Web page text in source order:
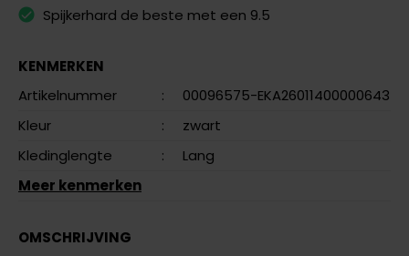
Spijkerhard de beste met een 9.5
KENMERKEN
Artikelnummer
:
00096575-EKA26011400000643
Kleur
:
zwart
Kledinglengte
:
Lang
Meer kenmerken
OMSCHRIJVING